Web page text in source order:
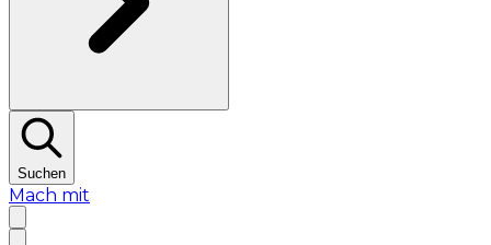
Suchen
Mach mit